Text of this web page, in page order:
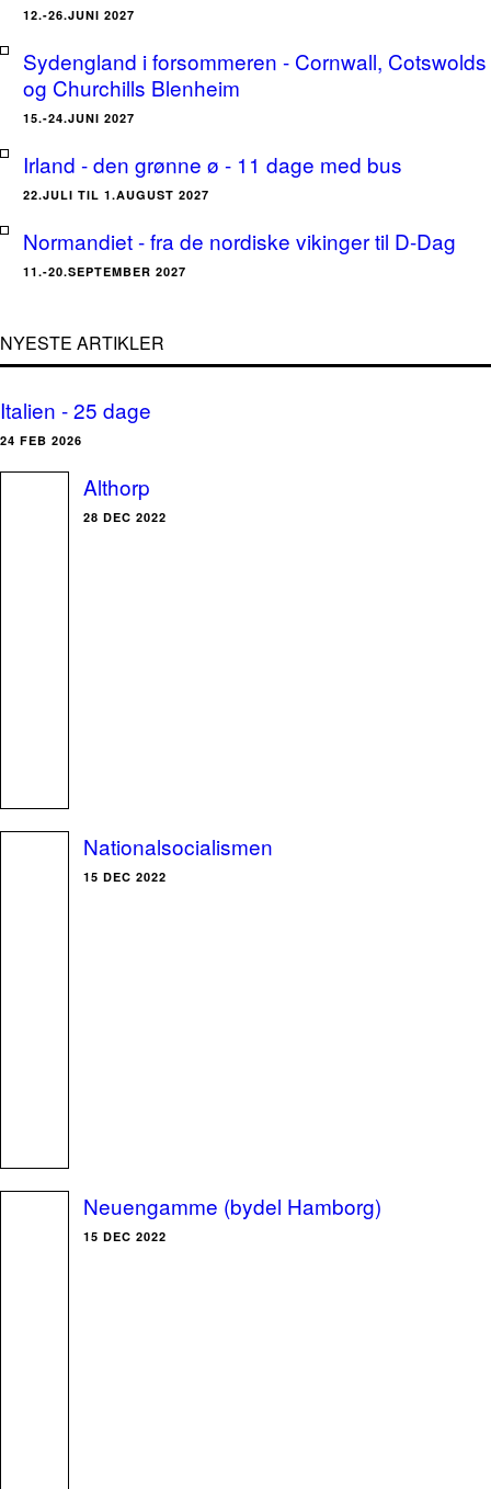
12.-26.JUNI 2027
Sydengland i forsommeren - Cornwall, Cotswolds
og Churchills Blenheim
15.-24.JUNI 2027
Irland - den grønne ø - 11 dage med bus
22.JULI TIL 1.AUGUST 2027
Normandiet - fra de nordiske vikinger til D-Dag
11.-20.SEPTEMBER 2027
NYESTE ARTIKLER
Italien - 25 dage
24 FEB 2026
Althorp
28 DEC 2022
Nationalsocialismen
15 DEC 2022
Neuengamme (bydel Hamborg)
15 DEC 2022